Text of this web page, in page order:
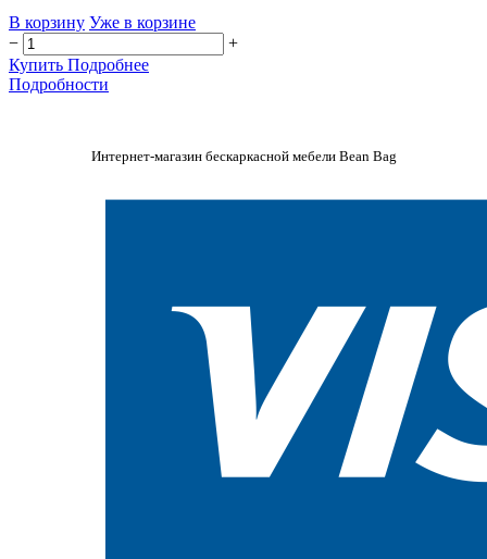
В корзину Уже в корзине
−
+
Купить Подробнее
Подробности
Интернет-магазин бескаркасной мебели Bean Bag